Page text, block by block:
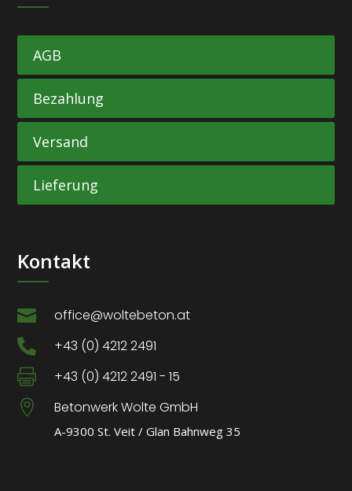
AGB
Bezahlung
Versand
Lieferung
Kontakt
 office@woltebeton.at
 +43 (0) 4212 2491
 +43 (0) 4212 2491 - 15
 Betonwerk Wolte GmbH
A-9300 St. Veit / Glan Bahnweg 35